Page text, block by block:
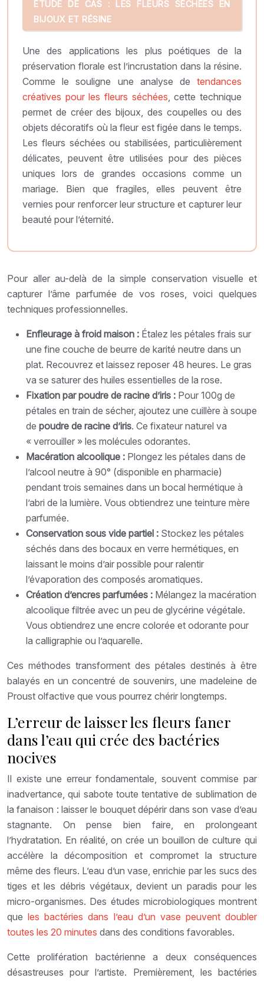
ÉTUDE DE CAS : LES FLEURS SÉCHÉES EN
BIJOUX ET RÉSINE
Une des applications les plus poétiques de la
préservation florale est l’incrustation dans la résine.
Comme le souligne une analyse de tendances
créatives pour les fleurs séchées, cette technique
permet de créer des bijoux, des coupelles ou des
objets décoratifs où la fleur est figée dans le temps.
Les fleurs séchées ou stabilisées, particulièrement
délicates, peuvent être utilisées pour des pièces
uniques lors de grandes occasions comme un
mariage. Bien que fragiles, elles peuvent être
vernies pour renforcer leur structure et capturer leur
beauté pour l’éternité.
Pour aller au-delà de la simple conservation visuelle et
capturer l’âme parfumée de vos roses, voici quelques
techniques professionnelles.
Enfleurage à froid maison : Étalez les pétales frais sur
une fine couche de beurre de karité neutre dans un
plat. Recouvrez et laissez reposer 48 heures. Le gras
va se saturer des huiles essentielles de la rose.
Fixation par poudre de racine d’iris : Pour 100g de
pétales en train de sécher, ajoutez une cuillère à soupe
de poudre de racine d’iris. Ce fixateur naturel va
« verrouiller » les molécules odorantes.
Macération alcoolique : Plongez les pétales dans de
l’alcool neutre à 90° (disponible en pharmacie)
pendant trois semaines dans un bocal hermétique à
l’abri de la lumière. Vous obtiendrez une teinture mère
parfumée.
Conservation sous vide partiel : Stockez les pétales
séchés dans des bocaux en verre hermétiques, en
laissant le moins d’air possible pour ralentir
l’évaporation des composés aromatiques.
Création d’encres parfumées : Mélangez la macération
alcoolique filtrée avec un peu de glycérine végétale.
Vous obtiendrez une encre colorée et odorante pour
la calligraphie ou l’aquarelle.
Ces méthodes transforment des pétales destinés à être
balayés en un concentré de souvenirs, une madeleine de
Proust olfactive que vous pourrez chérir longtemps.
L’erreur de laisser les fleurs faner
dans l’eau qui crée des bactéries
nocives
Il existe une erreur fondamentale, souvent commise par
inadvertance, qui sabote toute tentative de sublimation de
la fanaison : laisser le bouquet dépérir dans son vase d’eau
stagnante. On pense bien faire, en prolongeant
l’hydratation. En réalité, on crée un bouillon de culture qui
accélère la décomposition et compromet la structure
même des fleurs. L’eau d’un vase, enrichie par les sucs des
tiges et les débris végétaux, devient un paradis pour les
micro-organismes. Des études microbiologiques montrent
queles bactéries dans l’eau d’un vase peuvent doubler
toutes les 20 minutes dans des conditions favorables.
Cette prolifération bactérienne a deux conséquences
désastreuses pour l’artiste. Premièrement, les bactéries